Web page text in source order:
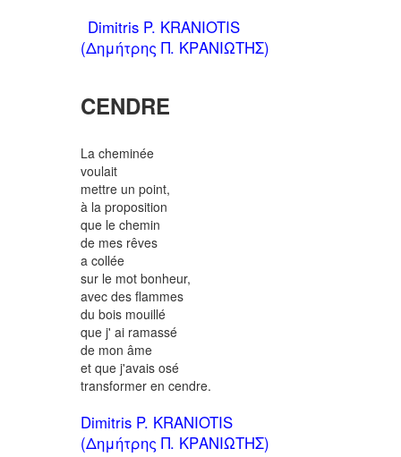
Dimitris P. KRANIOTIS
(Δημήτρης Π. ΚΡΑΝΙΩΤΗΣ)
CENDRE
La cheminée
voulait
mettre un point,
à la proposition
que le chemin
de mes rêves
a collée
sur le mot bonheur,
avec des flammes
du bois mouillé
que j' ai ramassé
de mon âme
et que j'avais osé
transformer en cendre.
Dimitris P. KRANIOTIS
(Δημήτρης Π. ΚΡΑΝΙΩΤΗΣ)